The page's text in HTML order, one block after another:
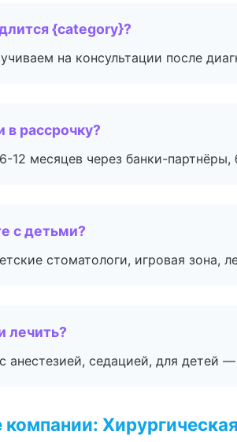
{category}?
на консультации после
рассрочку?
12 месяцев через банки-партнёры,
с детьми?
стоматологи, игровая зона,
лечить?
анестезией, седацией, для детей